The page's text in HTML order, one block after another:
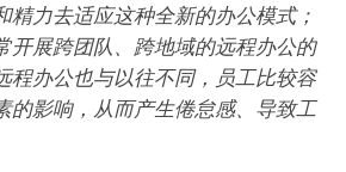
精力去适应这种全新的办公模式；
开展跨团队、跨地域的远程办公的
程办公也与以往不同，员工比较容
的影响，从而产生倦怠感、导致工